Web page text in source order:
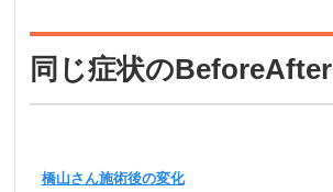
同じ症状のBeforeAfter
橋山さん施術後の変化